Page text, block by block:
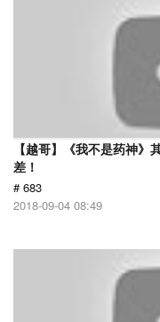
【越哥】《我不是药神
差！
# 683
2018-09-04 08:49